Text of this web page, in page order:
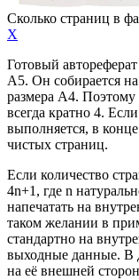
Сколько страниц в
X
Готовый
А5. Он собирается
размера А4. Поэтому
всегда кратно 4.
выполняется, в
чистых страниц.
Если количество
4n+1, где n
напечатать на
таком желании в
стандартно на
выходные данные. В
на её внешней